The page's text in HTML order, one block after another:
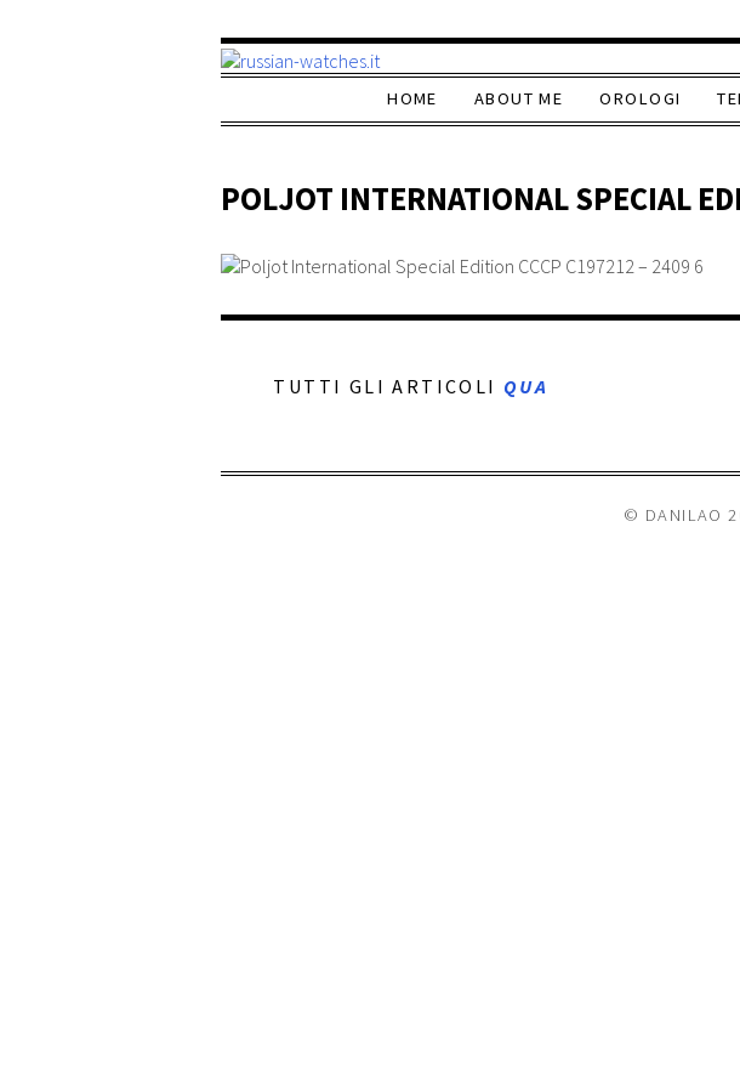
HOME ABOUT ME OROLOGI
POLJOT INTERNATIONAL SPECIAL
TUTTI GLI ARTICOLI QUA
© DANILAO